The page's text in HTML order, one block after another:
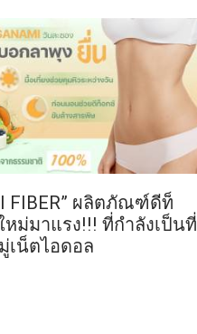
FIBER” ผลิตภัณฑ์ดีท็
ม่มาแรง!!! ที่กำลังเป็นที่
เน็ตไอดอล